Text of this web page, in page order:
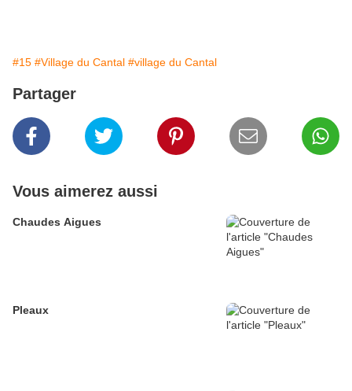
#15 #Village du Cantal #village du Cantal
Partager
Vous aimerez aussi
Chaudes Aigues
Pleaux